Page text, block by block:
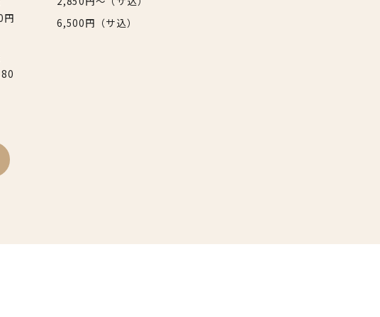
円
6,500円（サ込）